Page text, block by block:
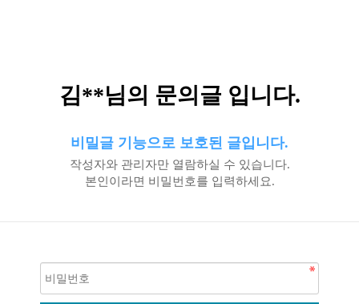
김**님의 문의글 입니다.
비밀글 기능으로 보호된 글입니다.
작성자와 관리자만 열람하실 수 있습니다.
본인이라면 비밀번호를 입력하세요.